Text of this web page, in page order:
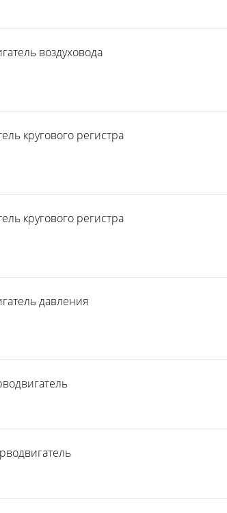
воздуховода
кругового регистра
кругового регистра
давления